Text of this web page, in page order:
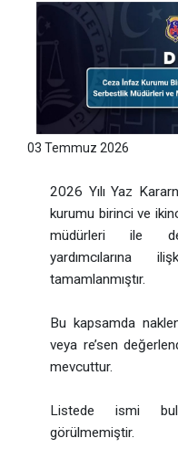
03 Temmuz 2026
2026 Yılı Yaz
kurumu birinci ve
müdürleri ile
yardımcılarına
tamamlanmıştır.
Bu kapsamda
veya re’sen
mevcuttur.
Listede ismi
görülmemiştir.